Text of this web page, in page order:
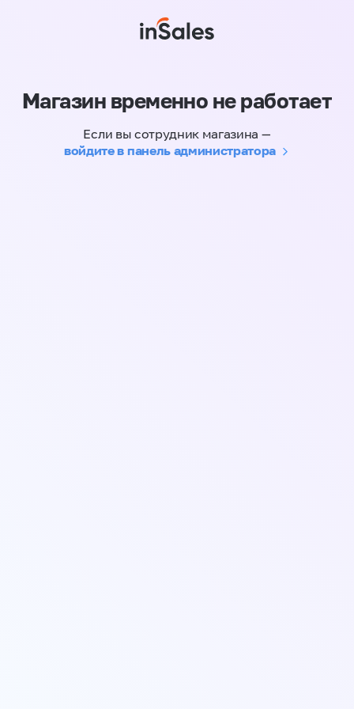
Магазин временно не работает
Если вы сотрудник магазина —
войдите в панель администратора